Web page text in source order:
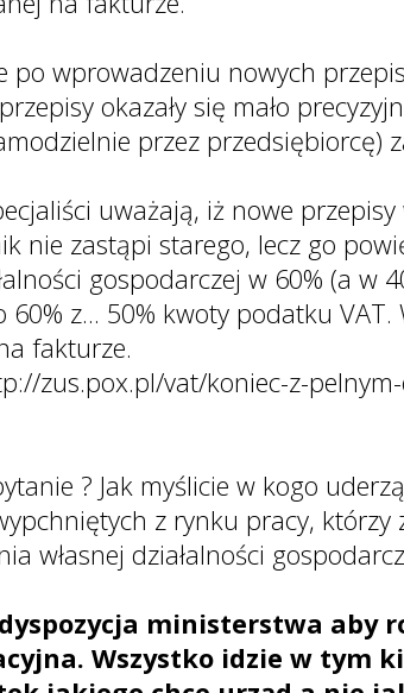
po wprowadzeniu nowych
okazały się mało
przez przedsiębiorcę)
uważają, iż nowe
nie zastąpi starego, lecz go
gospodarczej w 60% (a
60% z... 50% kwoty podatku
fakturze.
zus.pox.pl/vat/koniec-z-
? Jak myślicie w kogo
z rynku pracy,
własnej działalności
ministerstwa aby
Wszystko idzie w tym